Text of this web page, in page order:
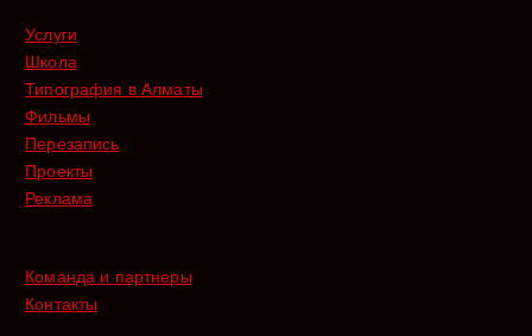
Услуги
Школа
Типография в Алматы
Фильмы
Перезапись
Проекты
Реклама
Команда и партнеры
Контакты